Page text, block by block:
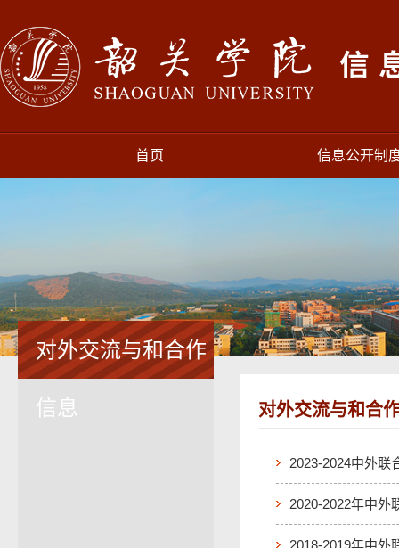
首页 信息公开制
对外交流与和合作
信息 对外交流与和合
2023-2024中外联
2020-2022年中外
2018-2019年中外